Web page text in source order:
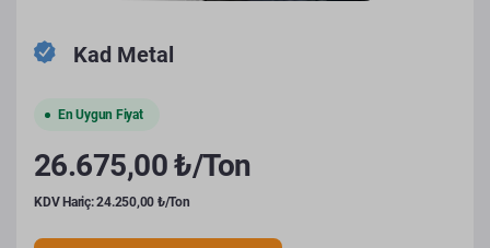
Kad Metal
En Uygun Fiyat
26.675,00 ₺/Ton
KDV Hariç: 24.250,00 ₺/Ton